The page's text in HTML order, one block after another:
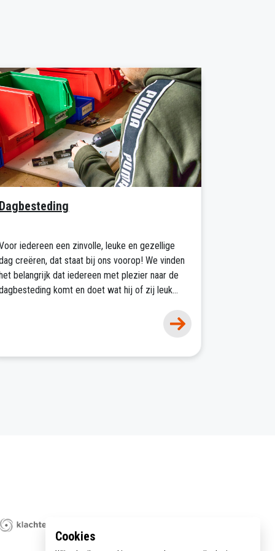
Cookies
Dagbesteding
iedereen een zinvolle, leuke en gezellige
creëren, dat staat bij ons voorop! We vinden
belangrijk dat iedereen met plezier naar de
komt en doet wat hij of zij leuk